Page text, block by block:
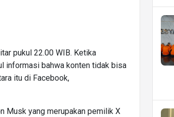
pukul 22.00 WIB. Ketika
informasi bahwa konten tidak bisa
itu di Facebook,
Musk yang merupakan pemilik X